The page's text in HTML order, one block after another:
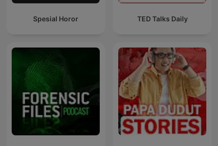
Spesial Horor TED Talks Daily